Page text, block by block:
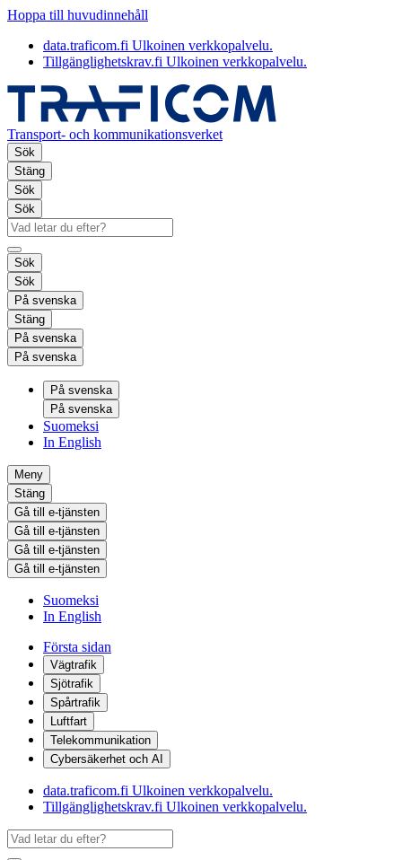
Hoppa till huvudinnehåll
data.traficom.fi Ulkoinen verkkopalvelu.
Tillgänglighetskrav.fi Ulkoinen verkkopalvelu.
Transport- och kommunikationsverket
Sök
Stäng
Sök
Sök
Sök
Sök
På svenska
Stäng
På svenska
På svenska
På svenska
På svenska
Suomeksi
In English
Meny
Stäng
Gå till e-tjänsten
Gå till e-tjänsten
Gå till e-tjänsten
Gå till e-tjänsten
Suomeksi
In English
Första sidan
Vägtrafik
Sjötrafik
Spårtrafik
Luftfart
Telekommunikation
Cybersäkerhet och AI
data.traficom.fi Ulkoinen verkkopalvelu.
Tillgänglighetskrav.fi Ulkoinen verkkopalvelu.